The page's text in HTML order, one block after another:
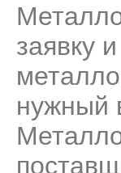
заявку
нужный